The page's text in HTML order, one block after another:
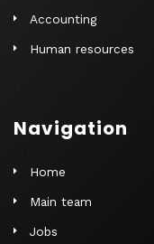
Accounting
Human resources
Navigation
Home
Main team
Jobs